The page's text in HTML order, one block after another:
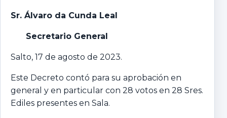
Sr. Álvaro da Cunda Leal
Secretario General
Salto, 17 de agosto de 2023.
Este Decreto contó para su aprobación en
general y en particular con 28 votos en 28 Sres.
Ediles presentes en Sala.